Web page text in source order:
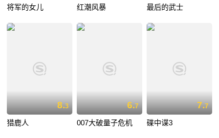
将军的女儿 红潮风暴 最后的武士
8.3
猎鹿人
6.7
007大破量子危机
7.7
碟中谍3